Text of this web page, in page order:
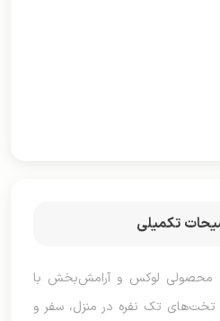
تکمیلی
محصولی لوکس و آرامش‌بخش با
برای تخت‌های تک نفره در منزل، سفر و